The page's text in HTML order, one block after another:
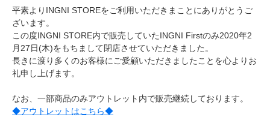
STORE
平素よりINGNI STOREをご利用いただきまことにありがとうご
ざいます。
この度INGNI STORE内で販売していたINGNI Firstのみ2020年2
月27日(木)をもちまして閉店させていただきました。
長きに渡り多くのお客様にご愛顧いただきましたことを心よりお
礼申し上げます。
なお、一部商品のみアウトレット内で販売継続しております。
◆アウトレットはこちら◆